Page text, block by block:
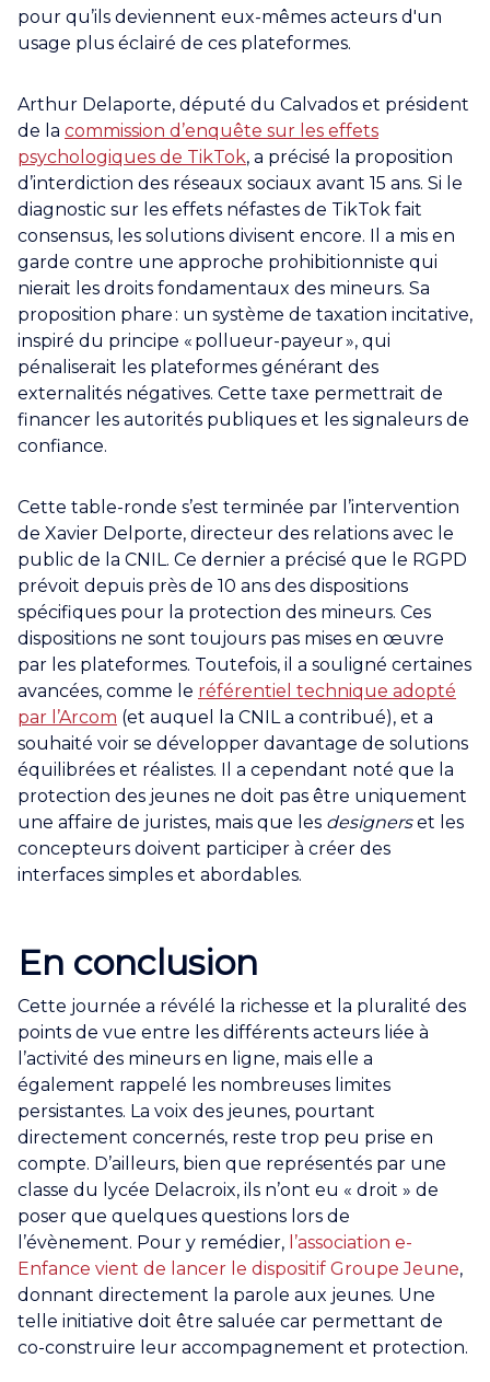
pour qu’ils deviennent eux-mêmes acteurs d'un
usage plus éclairé de ces plateformes.
Arthur Delaporte, député du Calvados et président
de la commission d’enquête sur les effets
psychologiques de TikTok, a précisé la proposition
d’interdiction des réseaux sociaux avant 15 ans. Si le
diagnostic sur les effets néfastes de TikTok fait
consensus, les solutions divisent encore. Il a mis en
garde contre une approche prohibitionniste qui
nierait les droits fondamentaux des mineurs. Sa
proposition phare : un système de taxation incitative,
inspiré du principe « pollueur-payeur », qui
pénaliserait les plateformes générant des
externalités négatives. Cette taxe permettrait de
financer les autorités publiques et les signaleurs de
confiance.
Cette table-ronde s’est terminée par l’intervention
de Xavier Delporte, directeur des relations avec le
public de la CNIL. Ce dernier a précisé que le RGPD
prévoit depuis près de 10 ans des dispositions
spécifiques pour la protection des mineurs. Ces
dispositions ne sont toujours pas mises en œuvre
par les plateformes. Toutefois, il a souligné certaines
avancées, comme le référentiel technique adopté
par l’Arcom (et auquel la CNIL a contribué), et a
souhaité voir se développer davantage de solutions
équilibrées et réalistes. Il a cependant noté que la
protection des jeunes ne doit pas être uniquement
une affaire de juristes, mais que les designerset les
concepteurs doivent participer à créer des
interfaces simples et abordables.
En conclusion
Cette journée a révélé la richesse et la pluralité des
points de vue entre les différents acteurs liée à
l’activité des mineurs en ligne, mais elle a
également rappelé les nombreuses limites
persistantes. La voix des jeunes, pourtant
directement concernés, reste trop peu prise en
compte. D’ailleurs, bien que représentés par une
classe du lycée Delacroix, ils n’ont eu « droit » de
poser que quelques questions lors de
l’évènement. Pour y remédier, l’association e-
Enfance vient de lancer le dispositif Groupe Jeune,
donnant directement la parole aux jeunes. Une
telle initiative doit être saluée car permettant de
co-construire leur accompagnement et protection.